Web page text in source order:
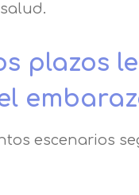
plazos
escenarios